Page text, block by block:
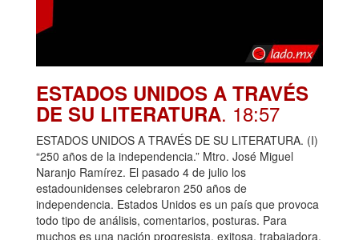
ESTADOS UNIDOS A TRAVÉS
DE SU LITERATURA. 18:57
ESTADOS UNIDOS A TRAVÉS DE SU LITERATURA. (I)
“250 años de la independencia.” Mtro. José Miguel
Naranjo Ramírez. El pasado 4 de julio los
estadounidenses celebraron 250 años de
independencia. Estados Unidos es un país que provoca
todo tipo de análisis, comentarios, posturas. Para
muchos es una nación progresista, exitosa, trabajadora,